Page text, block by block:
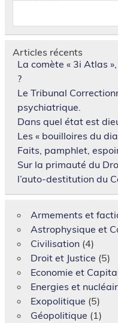
Articles récents
La comète « 3i Atlas
?
Le Tribunal
psychiatrique.
Dans quel état est
Les « bouilloires du
Faits, pamphlet,
Sur la primauté du
l’auto-destitution du
Armements et
Astrophysique et
Civilisation(4)
Droit et Justice (5)
Economie et
Energies et
Exopolitique (5)
Géopolitique (1)